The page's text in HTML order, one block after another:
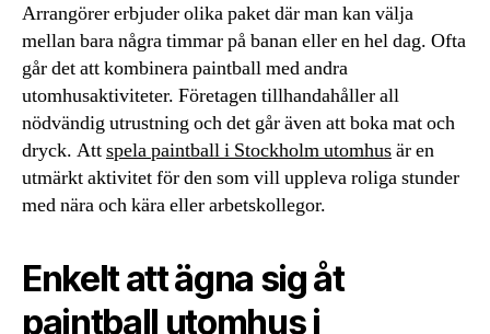
Arrangörer erbjuder olika paket där man kan välja
mellan bara några timmar på banan eller en hel dag. Ofta
går det att kombinera paintball med andra
utomhusaktiviteter. Företagen tillhandahåller all
nödvändig utrustning och det går även att boka mat och
dryck. Attspela paintball i Stockholm utomhusär en
utmärkt aktivitet för den som vill uppleva roliga stunder
med nära och kära eller arbetskollegor.
Enkelt att ägna sig åt
paintball utomhus i